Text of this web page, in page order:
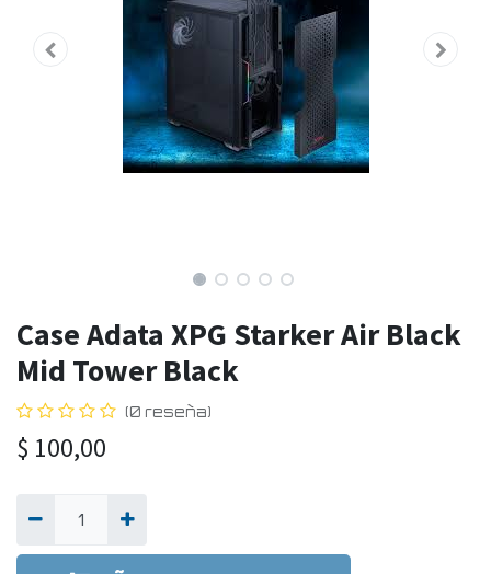
Case Adata XPG Starker Air Black
Mid Tower Black
(0 reseña)
$ 100,00